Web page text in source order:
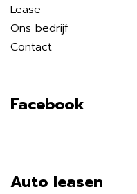
Lease
Ons bedrijf
Contact
Facebook
Auto leasen